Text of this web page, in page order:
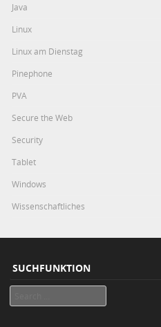
Java
Linux
Linux am Dienstag
Pinephone
PVA
Secure the Web
Security
Tablet
Windows
Wissenschaftliches
SUCHFUNKTION